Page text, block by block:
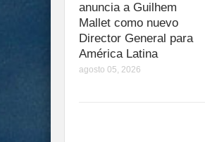
anuncia a Guilhem
Mallet como nuevo
Director General para
América Latina
agosto 05, 2026